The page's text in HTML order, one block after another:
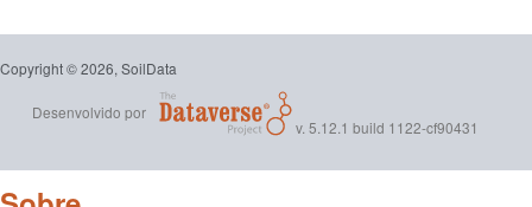
Copyright © 2026, SoilData
Desenvolvido por
v. 5.12.1 build 1122-cf90431